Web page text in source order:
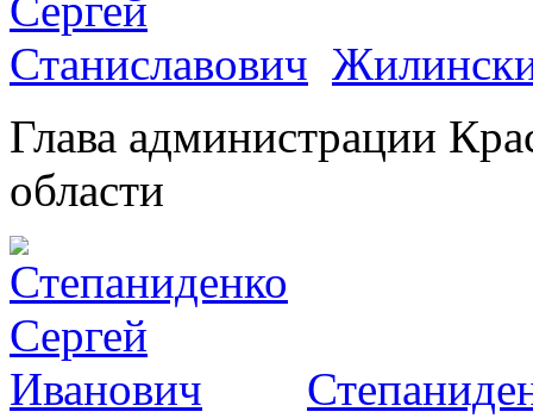
Глава администрации
области